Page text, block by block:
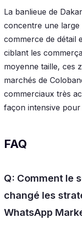
La banlieue de
concentre une
commerce de détail
ciblant les
moyenne taille, ces
marchés de
commerciaux très
façon intensive
FAQ
Q: Comment le
changé les
WhatsApp